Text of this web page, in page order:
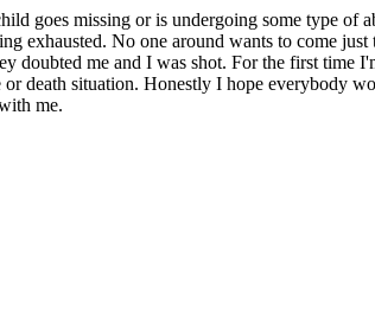
goes missing or is undergoing some type of
exhausted. No one around wants to come
doubted me and I was shot. For the first time
death situation. Honestly I hope everybody
me.